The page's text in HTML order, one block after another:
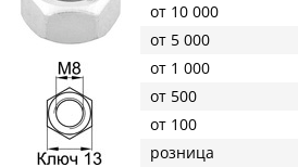
от 10 000
от 5 000
от 1 000
от 500
от 100
розница